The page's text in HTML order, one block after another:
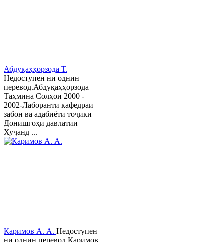
Абдуқаҳҳорзода Т.
Недоступен ни однин
перевод.Абдуқаҳҳорзода
Таҳмина Солҳои 2000 -
2002-Лаборанти кафедраи
забон ва адабиёти тоҷики
Донишгоҳи давлатии
Хуҷанд ...
Каримов А. А. Недоступен